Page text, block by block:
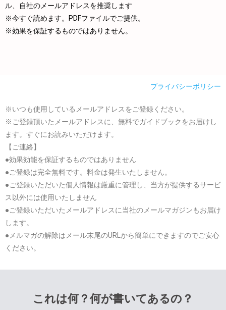
ル、自社のメールアドレスを推奨します
※今すぐ読めます。PDFファイルでご提供。
※効果を保証するものではありません。
プライバシーポリシー
※いつも使用しているメールアドレスをご登録ください。
※ご登録頂いたメールアドレスに、無料でガイドブックをお届けし
ます。すぐにお読みいただけます。
【ご連絡】
●効果効能を保証するものではありません
●ご登録は完全無料です。料金は発生いたしません。
●ご登録いただいた個人情報は厳重に管理し、当方が提供するサービ
ス以外には使用いたしません
●ご登録いただいたメールアドレスに当社のメールマガジンもお届け
します。
●メルマガの解除はメール末尾のURLから簡単にできますのでご安心
ください。
これは何？何が書いてあるの？